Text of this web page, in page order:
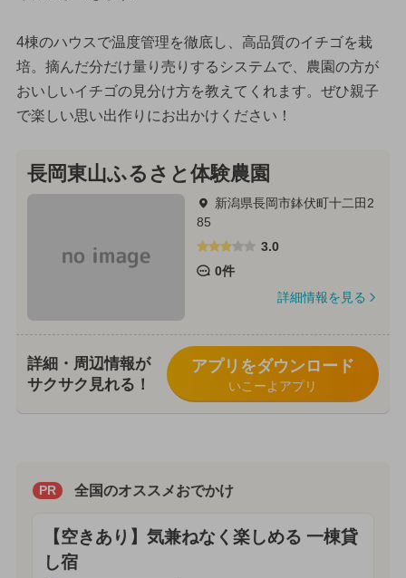
4棟のハウスで温度管理を徹底し、高品質のイチゴを栽
培。摘んだ分だけ量り売りするシステムで、農園の方が
おいしいイチゴの見分け方を教えてくれます。ぜひ親子
で楽しい思い出作りにお出かけください！
長岡東山ふるさと体験農園
新潟県長岡市鉢伏町十二田2
85
3.0
0件
詳細情報を見る
詳細・周辺情報が
サクサク見れる！
アプリをダウンロード
いこーよアプリ
PR 全国のオススメおでかけ
【空きあり】気兼ねなく楽しめる 一棟貸
し宿